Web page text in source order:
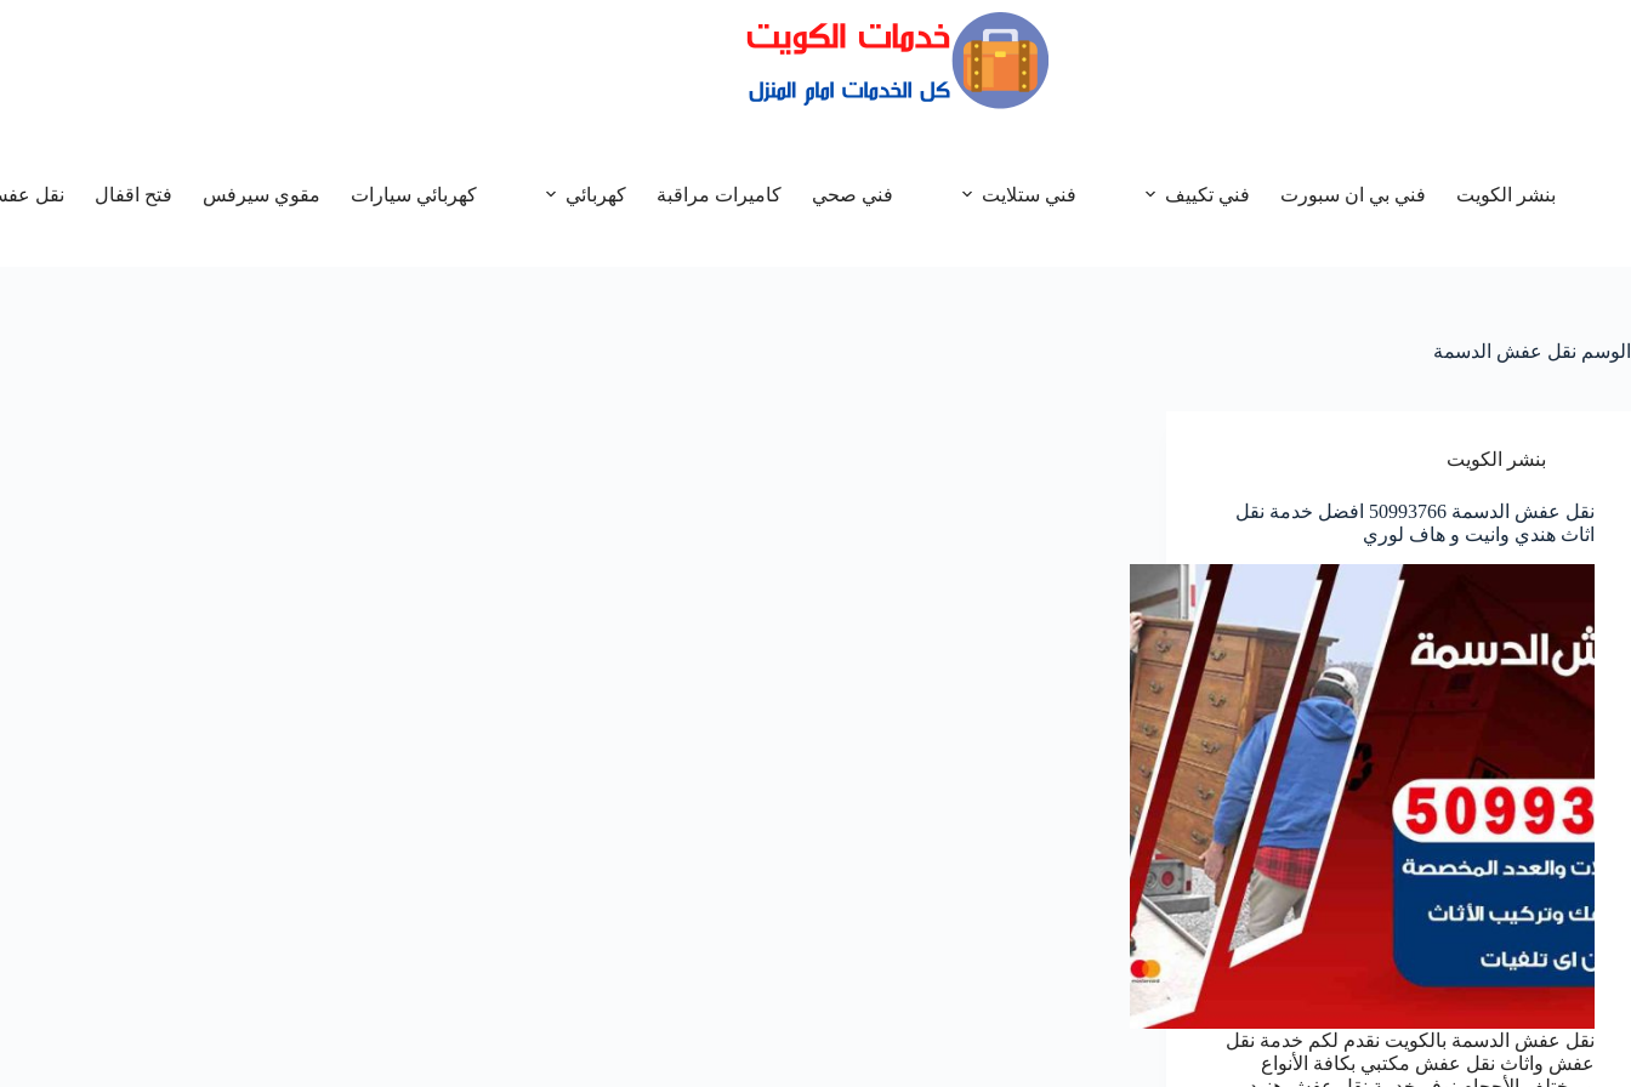
بنشر الكويت فني بي ان سبورت فني تكييف فني ستلايت فني صحي كاميرات مراقبة كهربائي كهربائي سيارات مقوي سيرفس فتح اقفال نقل
الوسم نقل عفش الدسمة
بنشر الكويت
نقل عفش الدسمة 50993766 افضل خدمة نقل
اثاث هندي وانيت و هاف لوري
نقل عفش الدسمة بالكويت نقدم لكم خدمة نقل
عفش واثاث نقل عفش مكتبي بكافة الأنواع